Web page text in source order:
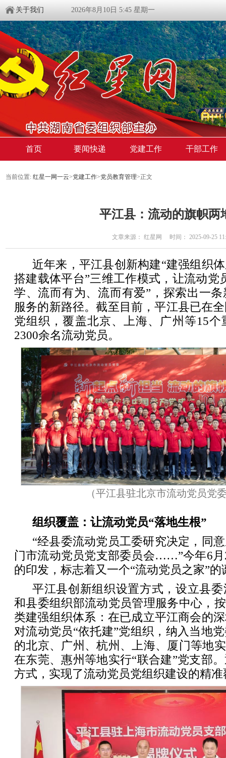
关于我们 2026年8月10日 5:45 星期一
首页 要闻快递 党建工作 干部工作
当前位置: 红星一网一云>党建工作>党员教育管理>正文
平江县：流动的旗帜两
文章来源： 红星网 时间： 2025-09-25
近年来，平江县创新构建“建强组织
搭建载体平台”三维工作模式，让流动党
学、流而有为、流而有爱”，探索出一
服务的新路径。截至目前，平江县已在
党组织，覆盖北京、上海、广州等15
2300余名流动党员。
（平江县驻北京市流动党员党
组织覆盖：让流动党员“落地生根”
“经县委流动党员工委研究决定，同
门市流动党员党支部委员会……”今年6
的印发，标志着又一个“流动党员之家”的
平江县创新组织设置方式，设立县
和县委组织部流动党员管理服务中心，
类建强组织体系：在已成立平江商会的
对流动党员“依托建”党组织，纳入当地
的北京、广州、杭州、上海、厦门等地
在东莞、惠州等地实行“联合建”党支部
方式，实现了流动党员党组织建设的精准